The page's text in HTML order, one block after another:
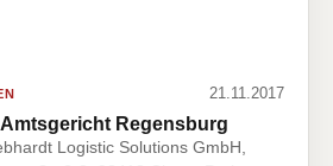
21.11.2017
Amtsgericht Regensburg
Logistic Solutions GmbH,